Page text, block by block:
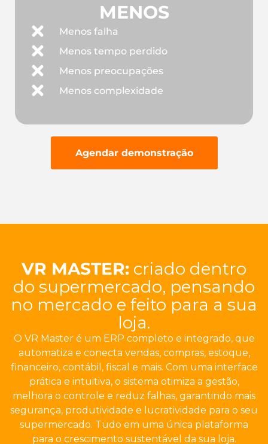
MENOS
Menos falha
Menos tempo perdido
Menos preocupações
Menos complexidade
Agendar demonstração
VR MASTER: criado dentro
do supermercado, pensando
no mercado e feito para a sua
loja.
O VR Master é um ERP completo e integrado, que
automatiza e conecta vendas, compras, estoque,
financeiro, contábil, fiscal e mais. Com uma interface
prática e intuitiva, o sistema otimiza a gestão,
melhora o controle e reduz falhas, garantindo mais
segurança, produtividade e lucratividade para o seu
supermercado. Tudo em uma única plataforma
para o crescimento sustentável da sua loja.